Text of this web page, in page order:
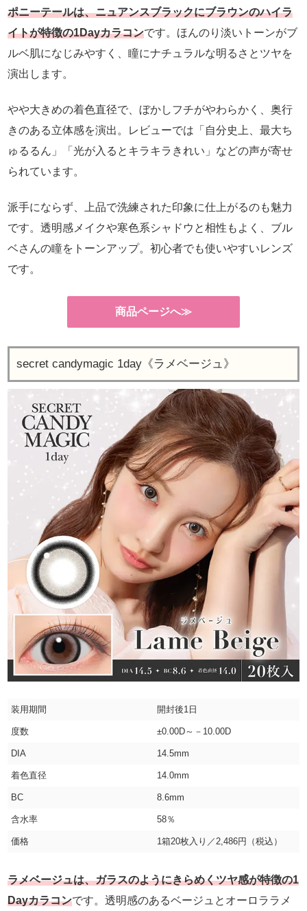
ポニーテールは、ニュアンスブラックにブラウンのハイラ
イトが特徴の1Dayカラコンです。ほんのり淡いトーンがブ
ルベ肌になじみやすく、瞳にナチュラルな明るさとツヤを
演出します。
やや大きめの着色直径で、ぼかしフチがやわらかく、奥行
きのある立体感を演出。レビューでは「自分史上、最大ち
ゅるるん」「光が入るとキラキラきれい」などの声が寄せ
られています。
派手にならず、上品で洗練された印象に仕上がるのも魅力
です。透明感メイクや寒色系シャドウと相性もよく、ブル
ベさんの瞳をトーンアップ。初心者でも使いやすいレンズ
です。
商品ページへ≫
secret candymagic 1day《ラメベージュ》
装用期間 開封後1日
度数 ±0.00D～－10.00D
DIA 14.5mm
着色直径 14.0mm
BC 8.6mm
含水率 58％
価格 1箱20枚入り／2,486円（税込）
ラメベージュは、ガラスのようにきらめくツヤ感が特徴の1
Dayカラコンです。透明感のあるベージュとオーロララメ